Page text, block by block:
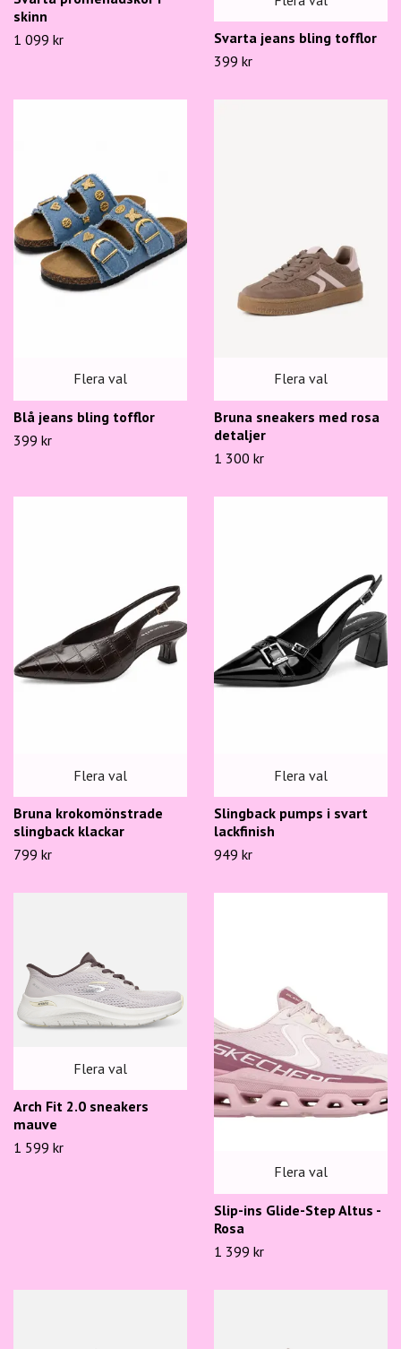
skinn
1 099 kr
Svarta jeans bling tofflor
399 kr
Flera val
Blå jeans bling tofflor
399 kr
Flera val
Bruna sneakers med rosa
detaljer
1 300 kr
Flera val
Bruna krokomönstrade
slingback klackar
799 kr
Flera val
Slingback pumps i svart
lackfinish
949 kr
Flera val
Arch Fit 2.0 sneakers
mauve
1 599 kr
Flera val
Slip-ins Glide-Step Altus -
Rosa
1 399 kr